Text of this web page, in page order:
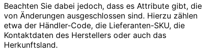
Beachten Sie dabei jedoch, dass es Attribute gibt, die
von Änderungen ausgeschlossen sind. Hierzu zählen
etwa der Händler-Code, die Lieferanten-SKU, die
Kontaktdaten des Herstellers oder auch das
Herkunftsland.